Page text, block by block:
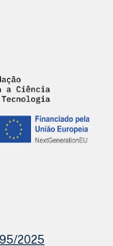
2025